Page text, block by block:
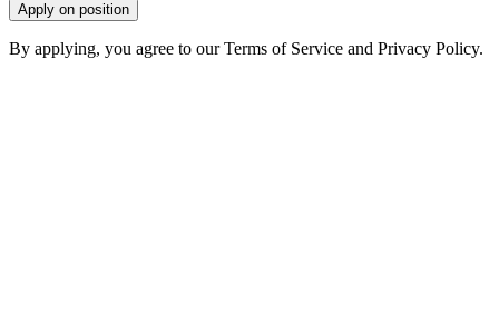
Apply on position
By applying, you agree to our Terms of Service and Privacy Policy.